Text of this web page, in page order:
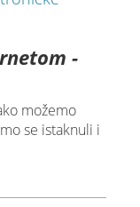
-
možemo
se istaknuli i